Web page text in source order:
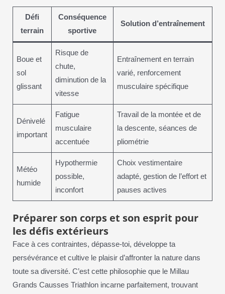
Défi
terrain
Conséquence
sportive
Solution d’entraînement
Boue et
sol
glissant
Risque de
chute,
diminution de la
vitesse
Entraînement en terrain
varié, renforcement
musculaire spécifique
Dénivelé
important
Fatigue
musculaire
accentuée
Travail de la montée et de
la descente, séances de
pliométrie
Météo
humide
Hypothermie
possible,
inconfort
Choix vestimentaire
adapté, gestion de l’effort et
pauses actives
Préparer son corps et son esprit pour
les défis extérieurs
Face à ces contraintes, dépasse-toi, développe ta
persévérance et cultive le plaisir d’affronter la nature dans
toute sa diversité. C’est cette philosophie que le Millau
Grands Causses Triathlon incarne parfaitement, trouvant